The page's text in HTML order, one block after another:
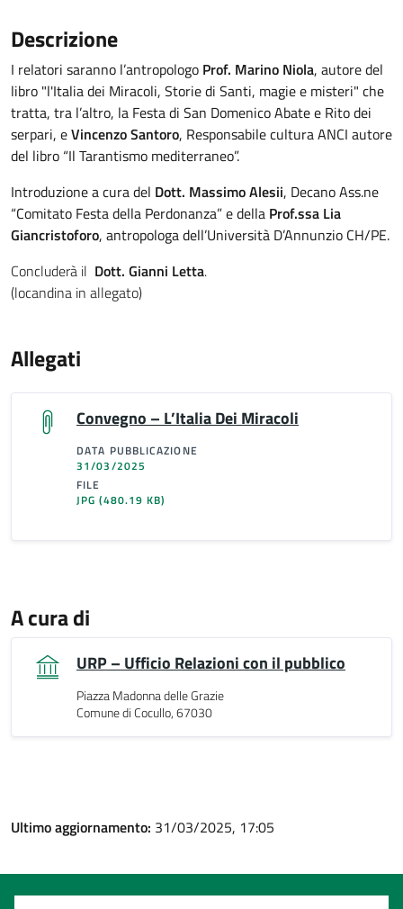
Descrizione
I relatori saranno l’antropologo Prof. Marino Niola, autore del
libro "l'Italia dei Miracoli, Storie di Santi, magie e misteri" che
tratta, tra l’altro, la Festa di San Domenico Abate e Rito dei
serpari, eVincenzo Santoro, Responsabile cultura ANCI autore
del libro “Il Tarantismo mediterraneo”.
Introduzione a cura del Dott. Massimo Alesii, Decano Ass.ne
“Comitato Festa della Perdonanza” e della Prof.ssa Lia
Giancristoforo, antropologa dell’Università D’Annunzio CH/PE.
Concluderà il Dott. Gianni Letta.
(locandina in allegato)
Allegati
Convegno – L’Italia Dei Miracoli
DATA PUBBLICAZIONE
31/03/2025
FILE
JPG(480.19 KB)
A cura di
URP – Ufficio Relazioni con il pubblico
Piazza Madonna delle Grazie
Comune di Cocullo, 67030
Ultimo aggiornamento: 31/03/2025, 17:05